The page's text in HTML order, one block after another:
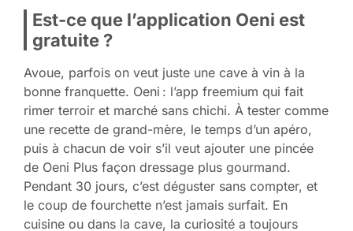
Est-ce que l’application Oeni est
gratuite ?
Avoue, parfois on veut juste une cave à vin à la
bonne franquette. Oeni : l’app freemium qui fait
rimer terroir et marché sans chichi. À tester comme
une recette de grand-mère, le temps d’un apéro,
puis à chacun de voir s’il veut ajouter une pincée
de Oeni Plus façon dressage plus gourmand.
Pendant 30 jours, c’est déguster sans compter, et
le coup de fourchette n’est jamais surfait. En
cuisine ou dans la cave, la curiosité a toujours